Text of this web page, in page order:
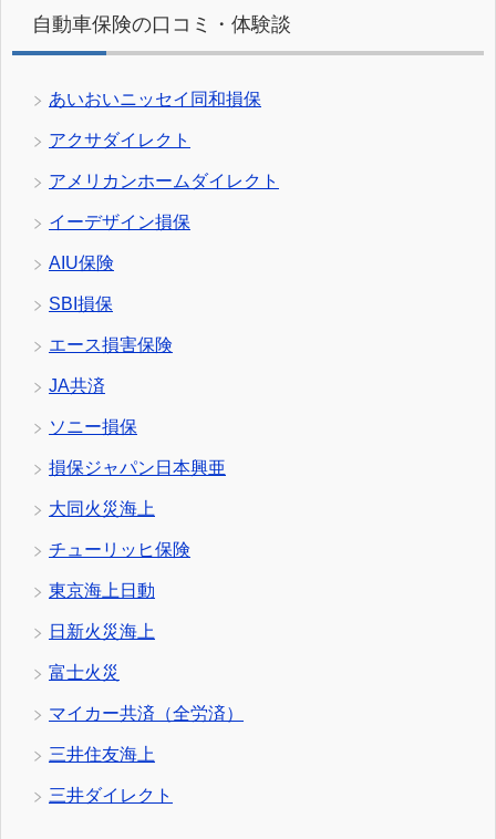
自動車保険の口コミ・体験談
あいおいニッセイ同和損保
アクサダイレクト
アメリカンホームダイレクト
イーデザイン損保
AIU保険
SBI損保
エース損害保険
JA共済
ソニー損保
損保ジャパン日本興亜
大同火災海上
チューリッヒ保険
東京海上日動
日新火災海上
富士火災
マイカー共済（全労済）
三井住友海上
三井ダイレクト